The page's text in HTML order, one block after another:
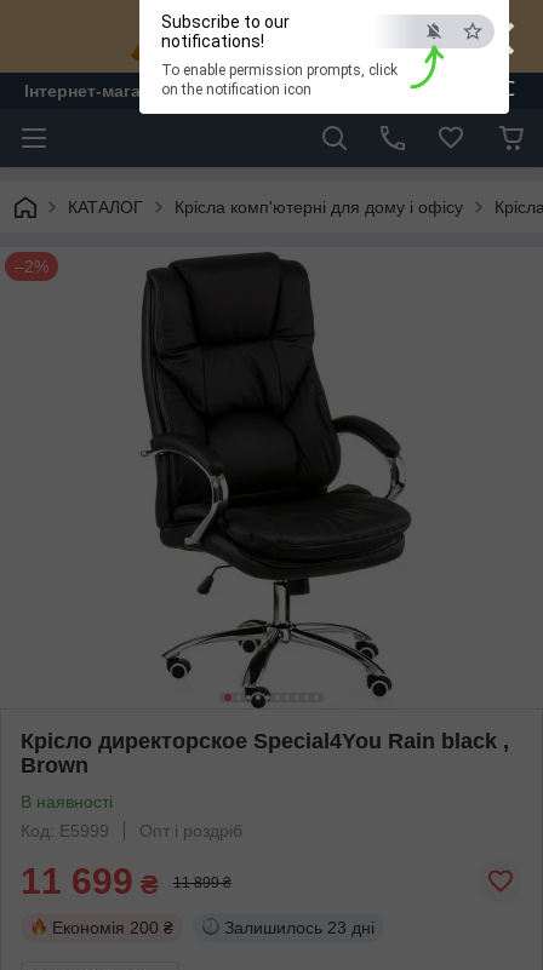
×
ESC
Subscribe to our
notifications!
To enable permission prompts, click
on the notification icon
Інтернет-магазин "ЛАМ" - меблі
КАТАЛОГ Крісла комп'ютерні для дому і офісу
–2%
Крісло директорское Special4You Rain black ,
Brown
В наявності
Код: E5999
Опт і роздріб
11 699 ₴ 11 899 ₴
Економія 200 ₴ Залишилось 23 дні